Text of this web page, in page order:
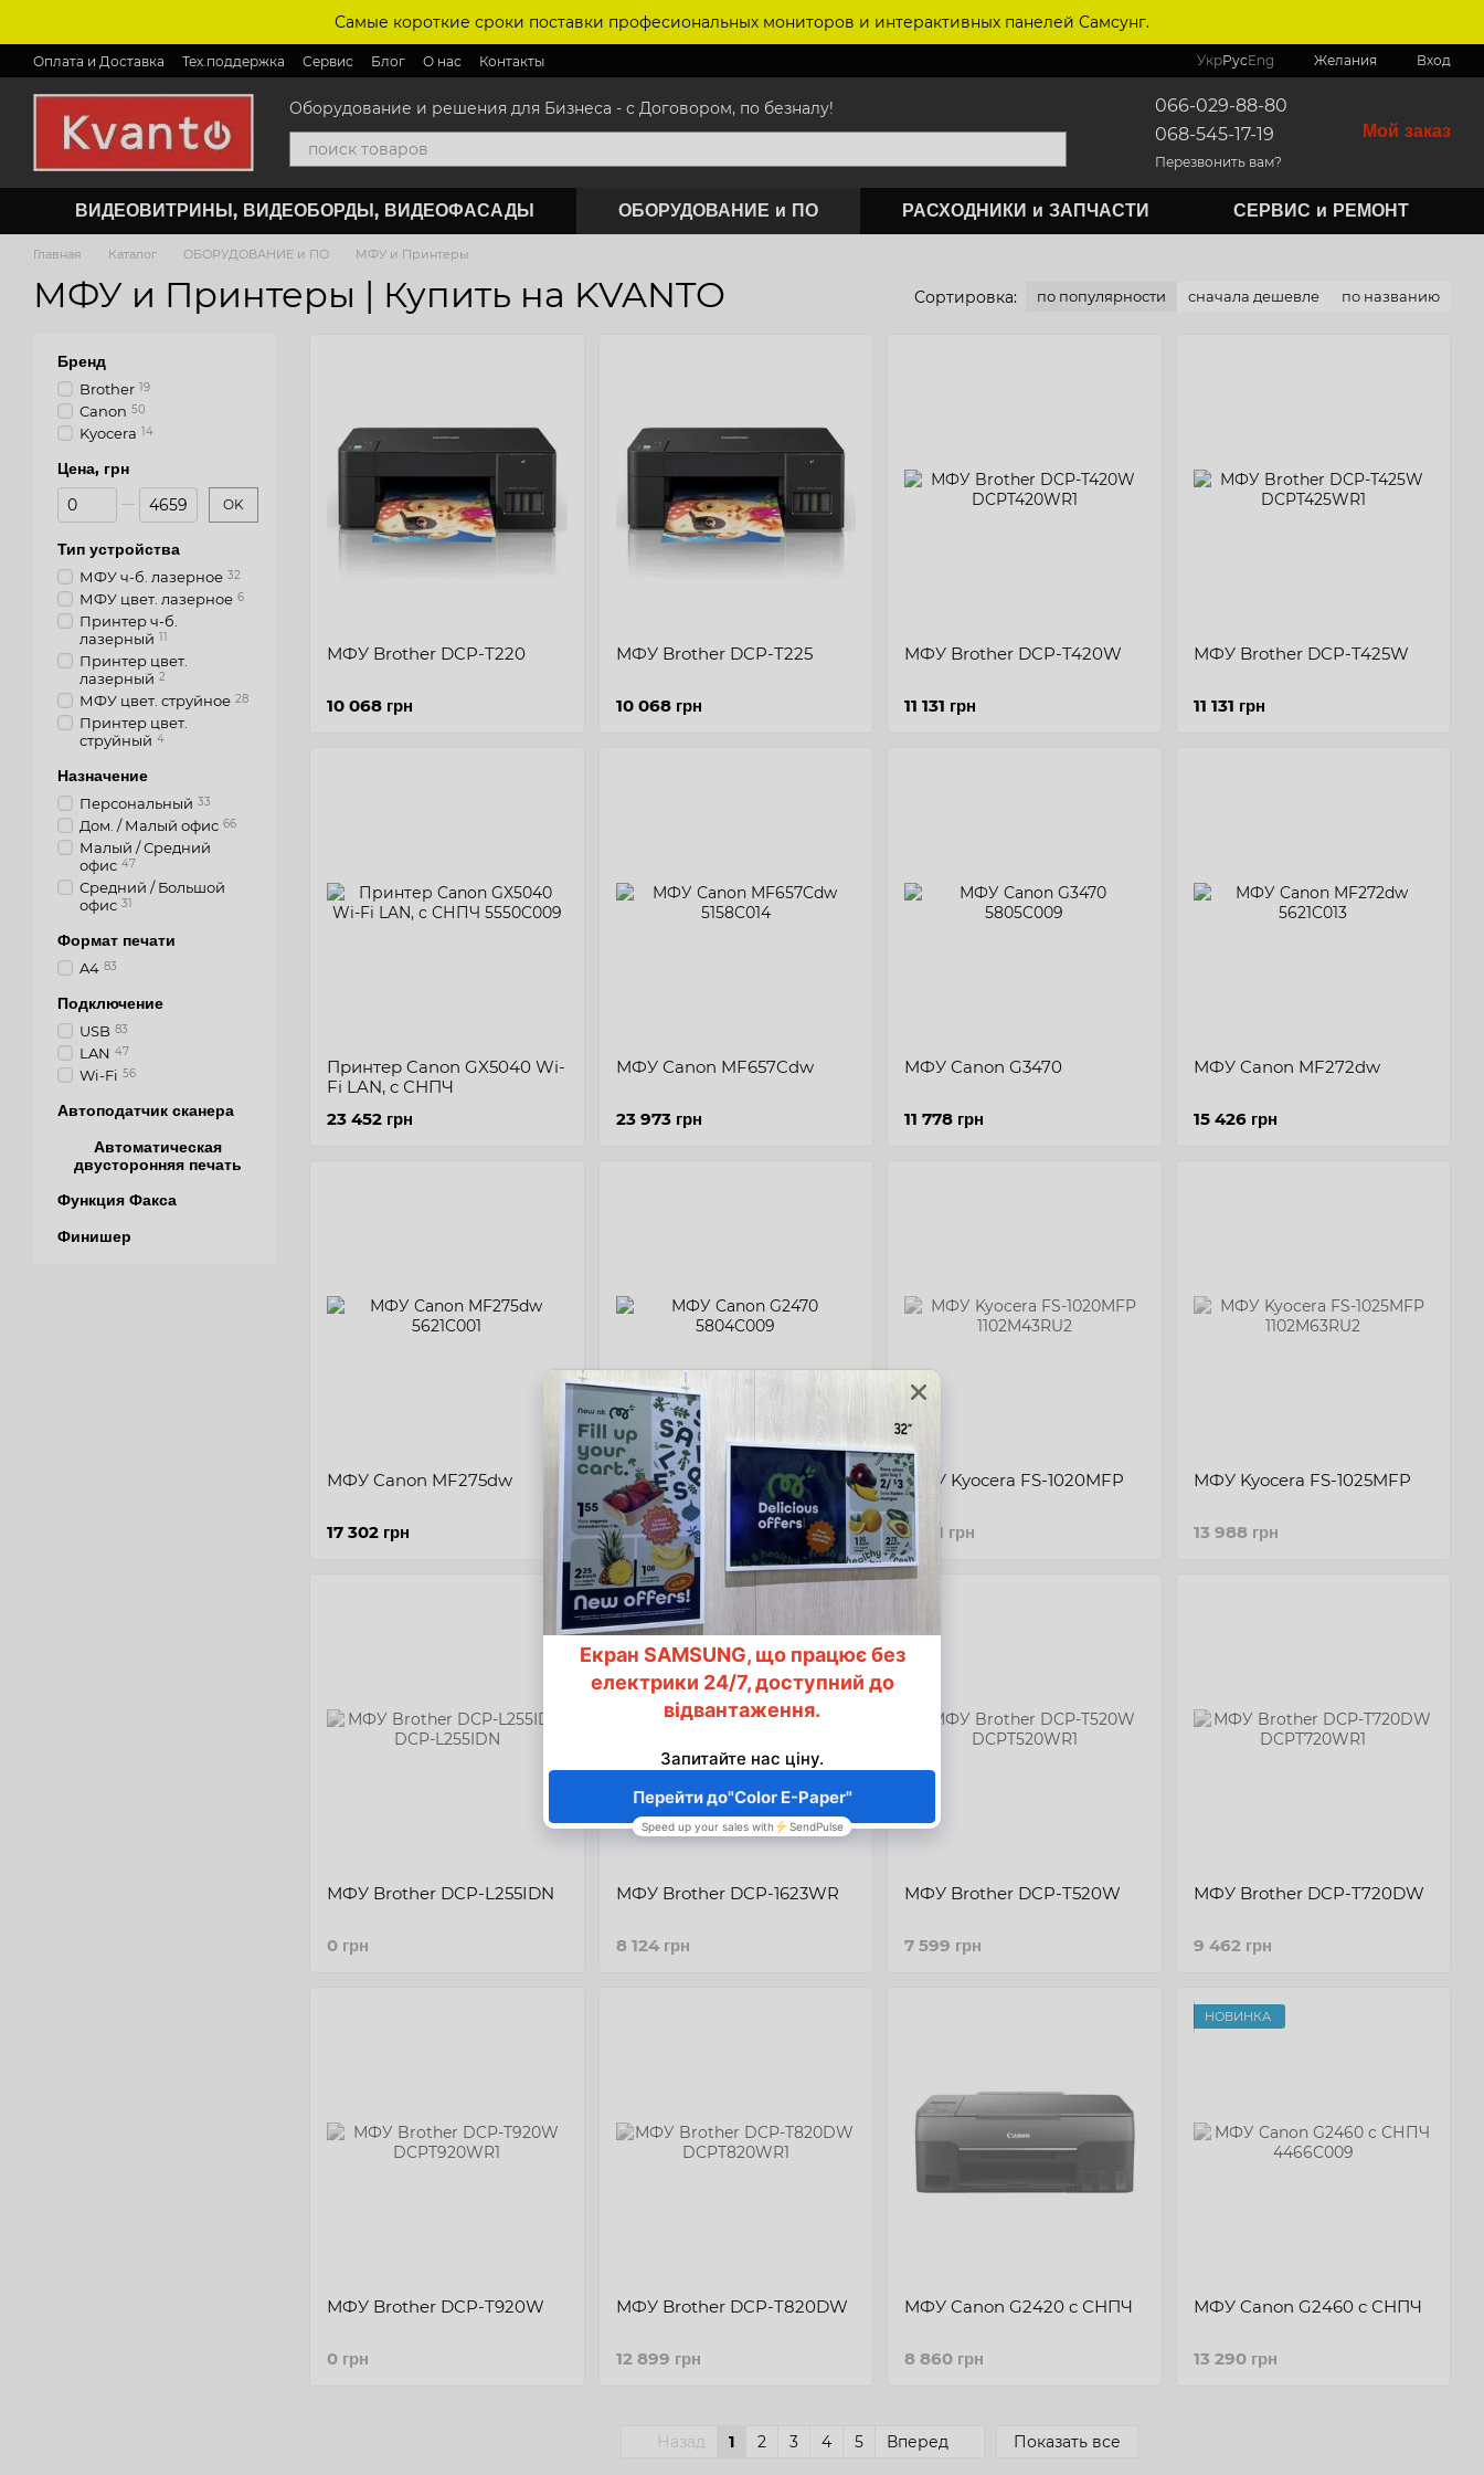
Самые короткие сроки поставки професиональных мониторов и интерактивных панелей Самсунг.
Оплата и Доставка Тех.поддержка Сервис Блог О нас Контакты УкрРусEng Желания Вход
Оборудование и решения для Бизнеса - с Договором, по безналу!
066-029-88-80
068-545-17-19
Перезвонить вам?
Мой заказ
ВИДЕОВИТРИНЫ, ВИДЕОБОРДЫ, ВИДЕОФАСАДЫ ОБОРУДОВАНИЕ и ПО РАСХОДНИКИ и ЗАПЧАСТИ СЕРВИС и РЕМОНТ
Главная Каталог ОБОРУДОВАНИЕ и ПО МФУ и Принтеры
МФУ и Принтеры | Купить на KVANTO Сортировка: по популярности сначала дешевле по названию
МФУ Brother DCP-T220
10 068 грн
МФУ Brother DCP-T225
10 068 грн
МФУ Brother DCP-T420W
11 131 грн
МФУ Brother DCP-T425W
11 131 грн
Принтер Canon GX5040 Wi-
Fi LAN, c СНПЧ
23 452 грн
МФУ Сanon MF657Cdw
23 973 грн
МФУ Canon G3470
11 778 грн
МФУ Canon MF272dw
15 426 грн
МФУ Canon MF275dw
17 302 грн
МФУ Canon G2470
10 318 грн
МФУ Kyocera FS-1020MFP
8 811 грн
МФУ Kyocera FS-1025MFP
13 988 грн
МФУ Brother DCP-L255IDN
0 грн
МФУ Brother DCP-1623WR
8 124 грн
МФУ Brother DCP-T520W
7 599 грн
МФУ Brother DCP-T720DW
9 462 грн
МФУ Brother DCP-T920W
0 грн
МФУ Brother DCP-T820DW
12 899 грн
МФУ Canon G2420 c СНПЧ
8 860 грн
НОВИНКА
МФУ Canon G2460 c СНПЧ
13 290 грн
Назад 1 2 3 4 5 Вперед Показать все
Бренд
Brother 19
Canon 50
Kyocera 14
Цена, грн
От Цена, грн
До Цена, грн OK
Тип устройства
МФУ ч-б. лазерное 32
МФУ цвет. лазерное 6
Принтер ч-б.
лазерный 11
Принтер цвет.
лазерный 2
МФУ цвет. струйное 28
Принтер цвет.
струйный 4
Назначение
Персональный 33
Дом. / Малый офис 66
Малый / Средний
офис 47
Средний / Большой
офис 31
Формат печати
A4 83
Подключение
USB 83
LAN 47
Wi-Fi 56
Автоподатчик сканера
Автоматическая
двусторонняя печать
Функция Факса
Финишер